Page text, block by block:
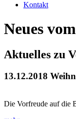
Kontakt
Neues
Aktuelles zu
13.12.2018
Die Vorfreude auf die